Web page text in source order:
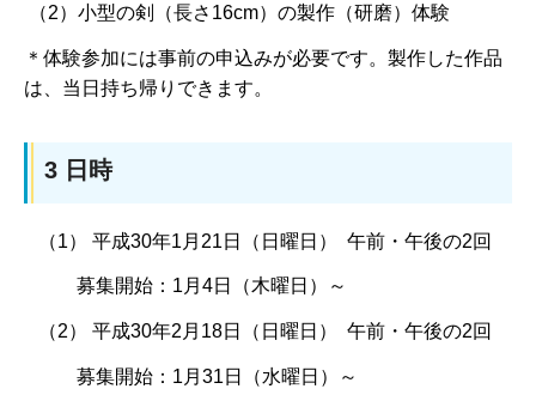
（2）小型の剣（長さ16cm）の製作（研磨）体験
＊体験参加には事前の申込みが必要です。製作した作品
は、当日持ち帰りできます。
3 日時
（1） 平成30年1月21日（日曜日） 午前・午後の2回
募集開始：1月4日（木曜日）～
（2） 平成30年2月18日（日曜日） 午前・午後の2回
募集開始：1月31日（水曜日）～